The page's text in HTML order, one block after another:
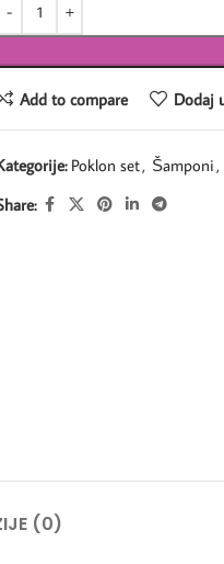
Add to compare Dodaj
Poklon set, Šamponi,
(0)